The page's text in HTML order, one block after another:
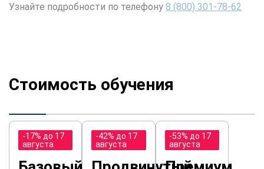
Узнайте подробности по телефону 8 (800) 301-78-62
Стоимость обучения
-17% до 17
августа
-42% до 17
августа
-53% до 17
августа